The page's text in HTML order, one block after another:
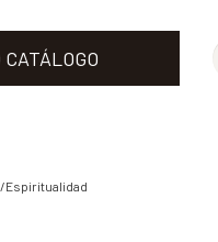
Espiritualidad